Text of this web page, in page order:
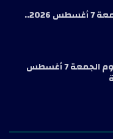
سعر الأسمنت اليوم الجمعة 7 أغسطس 2026..
سعر الريال السعودي اليوم الجمعة 7 أغسطس